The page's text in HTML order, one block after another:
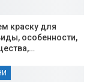
краску для
особенности,